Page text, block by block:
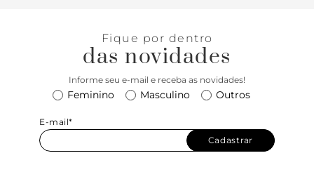
Fique por dentro
das novidades
Informe seu e-mail e receba as novidades!
Feminino Masculino Outros
E-mail*
Cadastrar